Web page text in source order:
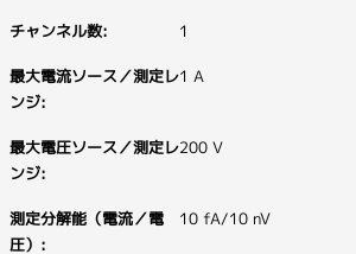
1
1 A
200 V
10 fA/10 nV